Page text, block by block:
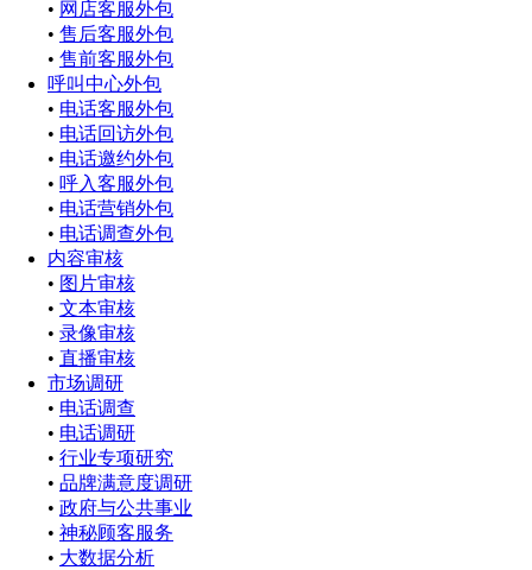
• 网店客服外包
• 售后客服外包
• 售前客服外包
呼叫中心外包
• 电话客服外包
• 电话回访外包
• 电话邀约外包
• 呼入客服外包
• 电话营销外包
• 电话调查外包
内容审核
• 图片审核
• 文本审核
• 录像审核
• 直播审核
市场调研
• 电话调查
• 电话调研
• 行业专项研究
• 品牌满意度调研
• 政府与公共事业
• 神秘顾客服务
• 大数据分析